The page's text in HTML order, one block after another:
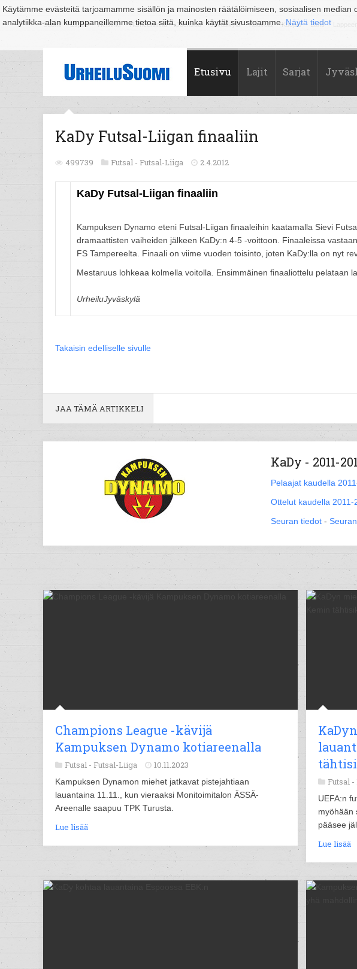
Käytämme evästeitä tarjoamamme sisällön ja mainosten räätälöimiseen, sosiaalisen
analytiikka-alan kumppaneillemme tietoa siitä, kuinka käytät sivustoamme. Näytä tiedot
Suomi Espoo Helsinki Hämeenlinna Joensuu Jyväskylä Kouvola Kuopio Lahti
Etusivu Lajit Sarjat
KaDy Futsal-Liigan finaaliin
499739 Futsal - Futsal-Liiga 2.4.2012
KaDy Futsal-Liigan finaaliin
Kampuksen Dynamo eteni Futsal-Liigan finaaleihin kaatamalla Sievi
dramaattisten vaiheiden jälkeen KaDy:n 4-5 -voittoon. Finaaleissa
FS Tampereelta. Finaali on viime vuoden toisinto, joten KaDy:lla on nyt
Mestaruus lohkeaa kolmella voitolla. Ensimmäinen finaaliottelu pelataan
UrheiluJyväskylä
Takaisin edelliselle sivulle
JAA TÄMÄ ARTIKKELI
KaDy - 2011-
Pelaajat kaudella
Ottelut kaudella 2011-
Seuran tiedot -
Champions League -kävijä
Kampuksen Dynamo kotiareenalla
Futsal - Futsal-Liiga 10.11.2023
Kampuksen Dynamon miehet jatkavat pistejahtiaan
lauantaina 11.11., kun vieraaksi Monitoimitalon ÄSSÄ-
Areenalle saapuu TPK Turusta.
Lue lisää
Futsal -
UEFA:n
myöhään
pääsee
Lue lisää